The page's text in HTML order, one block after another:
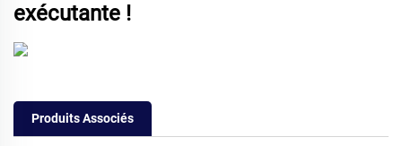
exécutante !
Produits Associés